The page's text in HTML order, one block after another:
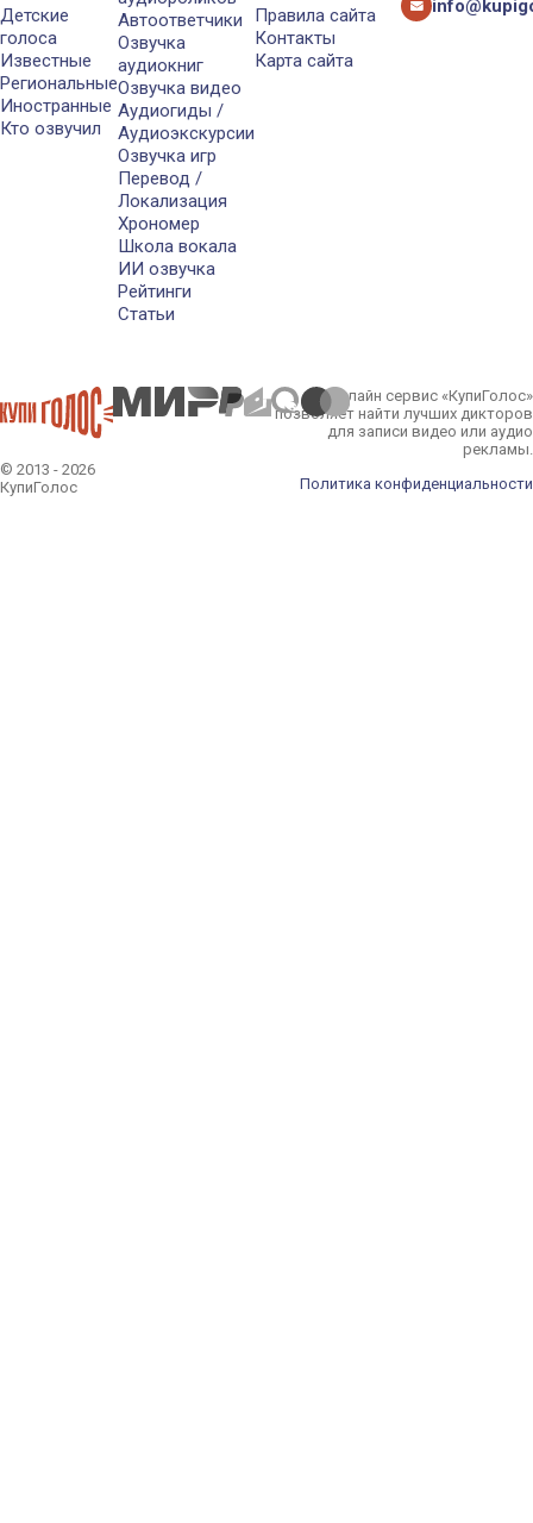
Детские
голоса
Известные
Региональные
Иностранные
Кто озвучил
Автоответчики
Озвучка
аудиокниг
Озвучка видео
Аудиогиды /
Аудиоэкскурсии
Озвучка игр
Перевод /
Локализация
Хрономер
Школа вокала
ИИ озвучка
Рейтинги
Статьи
Правила сайта
Контакты
Карта сайта
© 2013 - 2026
КупиГолос
Онлайн сервис «КупиГолос»
позволяет найти лучших дикторов
для записи видео или аудио
рекламы.
Политика конфиденциальности